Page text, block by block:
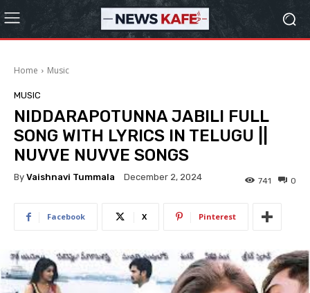
Home Music
MUSIC
NIDDARAPOTUNNA JABILI FULL
SONG WITH LYRICS IN TELUGU ||
NUVVE NUVVE SONGS
By Vaishnavi Tummala December 2, 2024 0
741
Facebook X Pinterest